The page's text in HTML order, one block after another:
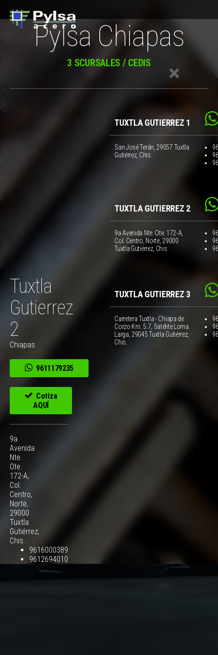
Pylsa Chiapas
3 SCURSALES / CEDIS
Tuxtla
Gutierrez
2
Chiapas
9611179235
Cotiza
AQUÍ
9a
Avenida
Nte.
Ote.
172-A,
Col.
Centro,
Norte,
29000
Tuxtla
Gutiérrez,
Chis.
9616000389
9612694010
TUXTLA GUTIERREZ 1
San José Terán, 29057 Tuxtla
Gutiérrez, Chis.
TUXTLA GUTIERREZ 2
9a Avenida Nte. Ote. 172-A,
Col. Centro, Norte, 29000
Tuxtla Gutiérrez, Chis.
TUXTLA GUTIERREZ 3
Carretera Tuxtla - Chiapa de
Corzo Km. 5.7, Satélite Loma
Larga, 29045 Tuxtla Gutiérrez,
Chis.